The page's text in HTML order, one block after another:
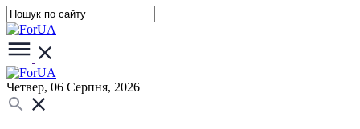
Четвер, 06 Серпня, 2026